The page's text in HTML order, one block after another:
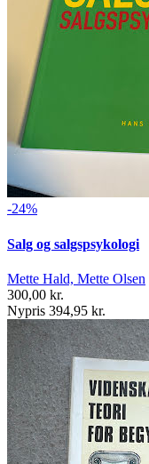
-24%
Salg og salgspsykologi
Mette Hald, Mette Olsen
300,00 kr.
Nypris 394,95 kr.